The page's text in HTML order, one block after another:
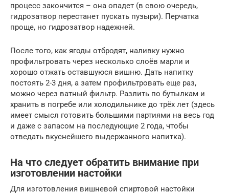
процесс закончится – она опадет (в свою очередь,
гидрозатвор перестанет пускать пузыри). Перчатка
проще, но гидрозатвор надежней.
После того, как ягоды отбродят, наливку нужно
профильтровать через несколько слоёв марли и
хорошо отжать оставшуюся вишню. Дать напитку
постоять 2-3 дня, а затем профильтровать еще раз,
можно через ватный фильтр. Разлить по бутылкам и
хранить в погребе или холодильнике до трёх лет (здесь
имеет смысл готовить большими партиями на весь год
и даже с запасом на последующие 2 года, чтобы
отведать вкуснейшего выдержанного напитка).
На что следует обратить внимание при
изготовлении настойки
Для изготовления вишневой спиртовой настойки